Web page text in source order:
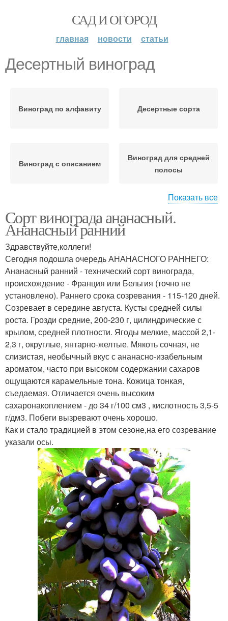
САД И ОГОРОД
главная новости статьи
Десертный виноград
Виноград по алфавиту Десертные сорта
Виноград с описанием
Виноград для средней
полосы
черноземья
Виноград по внешнему
виду
Виноград для вина
Виноград для белого
вина
Виноград для красного
Виноград для
подмосковья
Виноград для крыма
Показать все
Сорт винограда ананасный.
Ананасный ранний
Здравствуйте,коллеги!
Сегодня подошла очередь АНАНАСНОГО РАННЕГО:
Ананасный ранний - технический сорт винограда,
происхождение - Франция или Бельгия (точно не
установлено). Раннего срока созревания - 115-120 дней.
Созревает в середине августа. Кусты средней силы
роста. Грозди средние, 200-230 г, цилиндрические с
крылом, средней плотности. Ягоды мелкие, массой 2,1-
2,3 г, округлые, янтарно-желтые. Мякоть сочная, не
слизистая, необычный вкус с ананасно-изабельным
ароматом, часто при высоком содержании сахаров
ощущаются карамельные тона. Кожица тонкая,
съедаемая. Отличается очень высоким
сахаронакоплением - до 34 г/100 см3 , кислотность 3,5-5
г/дм3. Побеги вызревают очень хорошо.
Как и стало традицией в этом сезоне,на его созревание
указали осы.